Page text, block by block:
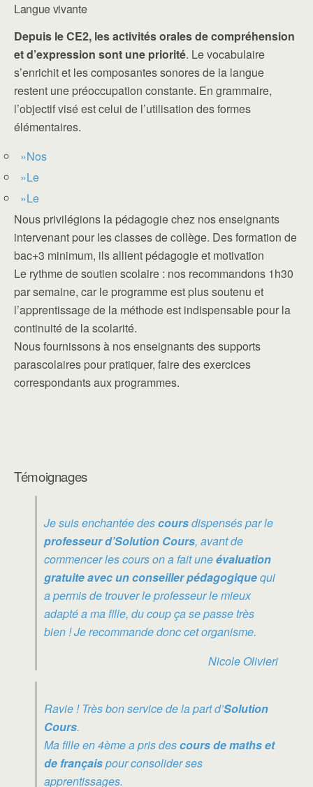
Langue vivante
Depuis le CE2, les activités orales de compréhension
et d’expression sont une priorité. Le vocabulaire
s’enrichit et les composantes sonores de la langue
restent une préoccupation constante. En grammaire,
l’objectif visé est celui de l’utilisation des formes
élémentaires.
»Nos
»Le
»Le
Nous privilégions la pédagogie chez nos enseignants
intervenant pour les classes de collège. Des formation de
bac+3 minimum, ils allient pédagogie et motivation
Le rythme de soutien scolaire : nos recommandons 1h30
par semaine, car le programme est plus soutenu et
l’apprentissage de la méthode est indispensable pour la
continuité de la scolarité.
Nous fournissons à nos enseignants des supports
parascolaires pour pratiquer, faire des exercices
correspondants aux programmes.
Témoignages
Je suis enchantée descoursdispensés par le
professeur d’Solution Cours, avant de
commencer les cours on a fait uneévaluation
gratuite avec un conseiller pédagogiquequi
a permis de trouver le professeur le mieux
adapté a ma fille, du coup ça se passe très
bien ! Je recommande donc cet organisme.
Nicole Olivieri
Ravie ! Très bon service de la part d’Solution
Cours.
Ma fille en 4ème a pris descours de maths et
de françaispour consolider ses
apprentissages.